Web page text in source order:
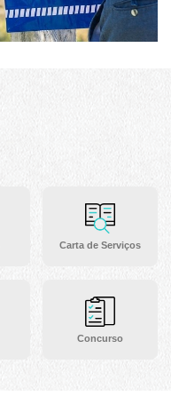
Carta de Serviços
Concurso